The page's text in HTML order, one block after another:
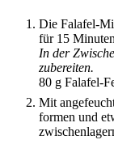
Die Falafel-
für 15
In der
zubereiten.
80 g Falafel-
Mit
formen und